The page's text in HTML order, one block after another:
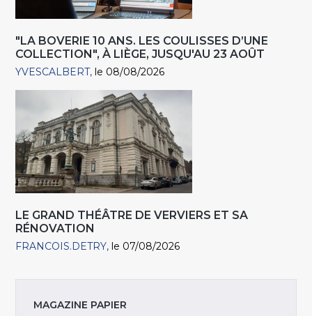
"LA BOVERIE 10 ANS. LES COULISSES D’UNE
COLLECTION", À LIÈGE, JUSQU'AU 23 AOÛT
YVESCALBERT le 08/08/2026
LE GRAND THÉÂTRE DE VERVIERS ET SA
RÉNOVATION
FRANCOIS.DETRY le 07/08/2026
MAGAZINE PAPIER